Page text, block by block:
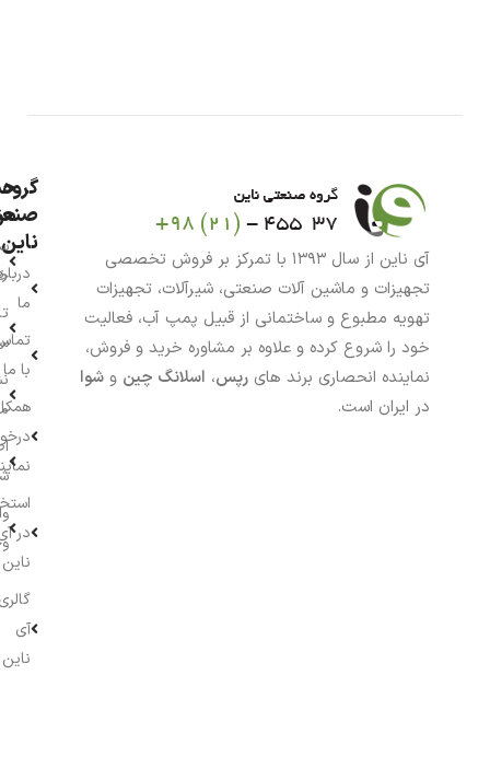
آی ناین از سال ۱۳۹۳ با تمرکز بر فروش تخصصی
تجهیزات و ماشین آلات صنعتی، شیرآلات، تجهیزات
تهویه مطبوع و ساختمانی از قبیل پمپ آب، فعالیت
خود را شروع کرده و علاوه بر مشاوره خرید و فروش،
نماینده انحصاری برند های رپس، اسلانگ چین و شوا
در ایران است.
گروه
ناین
ما
با ما
در
ناین
آی
ناین